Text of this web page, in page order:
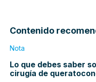
Contenido
Nota
Lo que debes saber
cirugía de